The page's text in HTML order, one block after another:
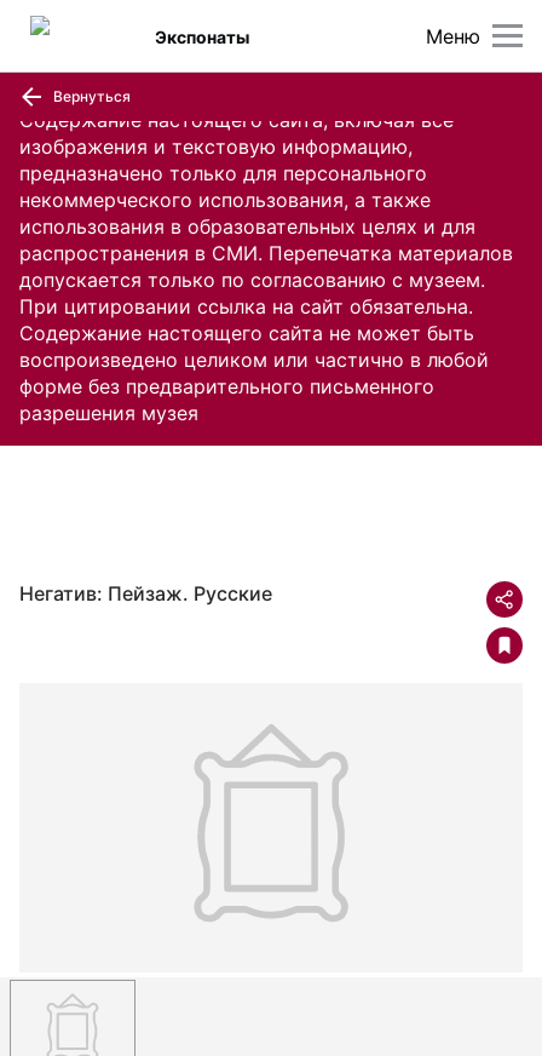
Содержание настоящего сайта, включая все
изображения и текстовую информацию,
предназначено только для персонального
некоммерческого использования, а также
использования в образовательных целях и для
распространения в СМИ. Перепечатка материалов
допускается только по согласованию с музеем.
При цитировании ссылка на сайт обязательна.
Содержание настоящего сайта не может быть
воспроизведено целиком или частично в любой
форме без предварительного письменного
разрешения музея
Меню
Экспонаты
Вернуться
Негатив: Пейзаж. Русские